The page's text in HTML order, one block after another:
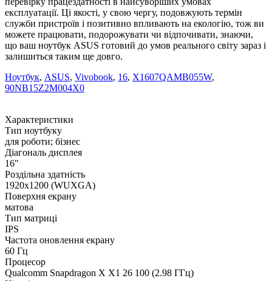
експлуатації. Ці якості, у свою чергу, подовжують термін
служби пристроїв і позитивно впливають на екологію, тож ви
можете працювати, подорожувати чи відпочивати, знаючи,
що ваш ноутбук ASUS готовий до умов реального світу зараз і
залишиться таким ще довго.
Ноутбук, ASUS, Vivobook, 16, X1607QAMB055W,
90NB15Z2M004X0
Характеристики
Тип ноутбуку
для роботи; бізнес
Діагональ дисплея
16"
Роздільна здатність
1920x1200 (WUXGA)
Поверхня екрану
матова
Тип матриці
IPS
Частота оновлення екрану
60 Гц
Процесор
Qualcomm Snapdragon X X1 26 100 (2.98 ГГц)